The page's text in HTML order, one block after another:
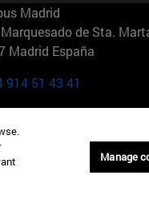
Madrid
de Sta.
Madrid España
914 51 43 41
Theresia-Straße 15
Alemania
89 24209790
Manage